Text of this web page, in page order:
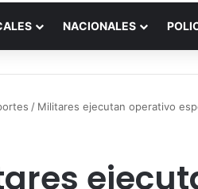
NACIONALES
/ Militares ejecutan operativo